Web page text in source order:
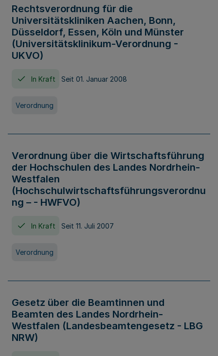
Rechtsverordnung für die
Universitätskliniken Aachen, Bonn,
Düsseldorf, Essen, Köln und Münster
(Universitätsklinikum-Verordnung -
UKVO)
In Kraft Seit 01. Januar 2008
Verordnung
Verordnung über die Wirtschaftsführung
der Hochschulen des Landes Nordrhein-
Westfalen
(Hochschulwirtschaftsführungsverordnu
ng – - HWFVO)
In Kraft Seit 11. Juli 2007
Verordnung
Gesetz über die Beamtinnen und
Beamten des Landes Nordrhein-
Westfalen (Landesbeamtengesetz - LBG
NRW)